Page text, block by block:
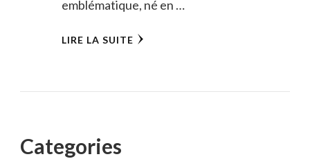
emblématique, né en …
LIRE LA SUITE
Categories